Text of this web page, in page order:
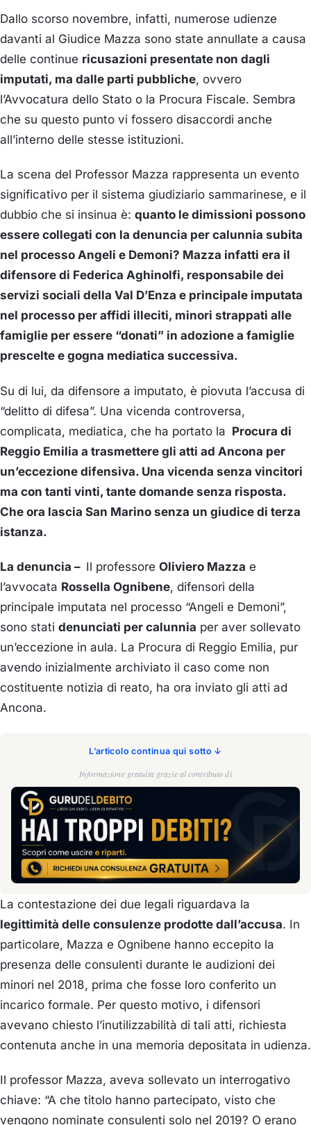
Dallo scorso novembre, infatti, numerose udienze
davanti al Giudice Mazza sono state annullate a causa
delle continue ricusazioni presentate non dagli
imputati, ma dalle parti pubbliche, ovvero
l’Avvocatura dello Stato o la Procura Fiscale. Sembra
che su questo punto vi fossero disaccordi anche
all’interno delle stesse istituzioni.
La scena del Professor Mazza rappresenta un evento
significativo per il sistema giudiziario sammarinese, e il
dubbio che si insinua è: quanto le dimissioni possono
essere collegati con la denuncia per calunnia subita
nel processo Angeli e Demoni? Mazza infatti era il
difensore di Federica Aghinolfi, responsabile dei
servizi sociali della Val D’Enza e principale imputata
nel processo per affidi illeciti, minori strappati alle
famiglie per essere “donati” in adozione a famiglie
prescelte e gogna mediatica successiva.
Su di lui, da difensore a imputato, è piovuta l’accusa di
“delitto di difesa”. Una vicenda controversa,
complicata, mediatica, che ha portato la Procura di
Reggio Emilia a trasmettere gli atti ad Ancona per
un’eccezione difensiva. Una vicenda senza vincitori
ma con tanti vinti, tante domande senza risposta.
Che ora lascia San Marino senza un giudice di terza
istanza.
La denuncia – Il professore Oliviero Mazza e
l’avvocata Rossella Ognibene, difensori della
principale imputata nel processo “Angeli e Demoni”,
sono stati denunciati per calunnia per aver sollevato
un’eccezione in aula. La Procura di Reggio Emilia, pur
avendo inizialmente archiviato il caso come non
costituente notizia di reato, ha ora inviato gli atti ad
Ancona.
L’articolo continua qui sotto ↓
Informazione gratuita grazie al contributo di
La contestazione dei due legali riguardava la
legittimità delle consulenze prodotte dall’accusa. In
particolare, Mazza e Ognibene hanno eccepito la
presenza delle consulenti durante le audizioni dei
minori nel 2018, prima che fosse loro conferito un
incarico formale. Per questo motivo, i difensori
avevano chiesto l’inutilizzabilità di tali atti, richiesta
contenuta anche in una memoria depositata in udienza.
Il professor Mazza, aveva sollevato un interrogativo
chiave: “A che titolo hanno partecipato, visto che
vengono nominate consulenti solo nel 2019? O erano